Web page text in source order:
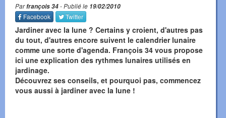
Parfrançois 34- Publié le 19/02/2010
Facebook
Twitter
Jardiner avec la lune ? Certains y croient, d'autres pas
du tout, d'autres encore suivent le calendrier lunaire
comme une sorte d'agenda. François 34 vous propose
ici une explication des rythmes lunaires utilisés en
jardinage.
Découvrez ses conseils, et pourquoi pas, commencez
vous aussi à jardiner avec la lune !